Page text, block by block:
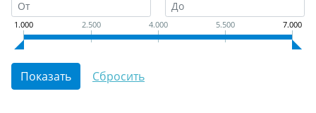
1.000 2.500 4.000 5.500 7.000